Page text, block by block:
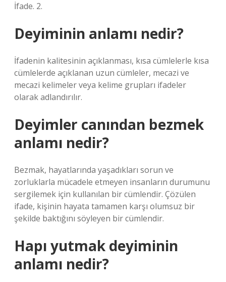
İfade. 2.
Deyiminin anlamı nedir?
İfadenin kalitesinin açıklanması, kısa cümlelerle kısa
cümlelerde açıklanan uzun cümleler, mecazi ve
mecazi kelimeler veya kelime grupları ifadeler
olarak adlandırılır.
Deyimler canından bezmek
anlamı nedir?
Bezmak, hayatlarında yaşadıkları sorun ve
zorluklarla mücadele etmeyen insanların durumunu
sergilemek için kullanılan bir cümlendir. Çözülen
ifade, kişinin hayata tamamen karşı olumsuz bir
şekilde baktığını söyleyen bir cümlendir.
Hapı yutmak deyiminin
anlamı nedir?